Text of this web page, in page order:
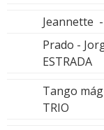
Jeannette -
Prado -
ESTRADA
Tango
TRIO